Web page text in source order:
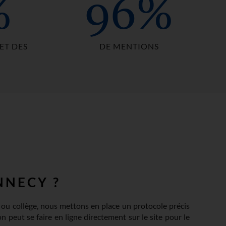
DES
96%
DE MENTIONS
?
collège, nous mettons en place un protocole précis
peut se faire en ligne directement sur le site pour le